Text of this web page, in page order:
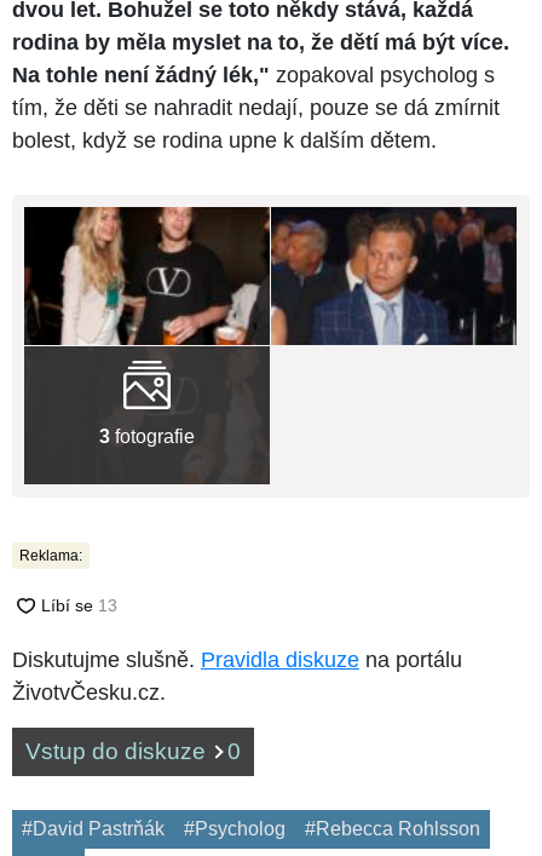
dvou let. Bohužel se toto někdy stává, každá
rodina by měla myslet na to, že dětí má být více.
Na tohle není žádný lék," zopakoval psycholog s
tím, že děti se nahradit nedají, pouze se dá zmírnit
bolest, když se rodina upne k dalším dětem.
3 fotografie
Reklama:
Diskutujme slušně. Pravidla diskuze na portálu
ŽivotvČesku.cz.
Vstup do diskuze 0
#David Pastrňák #Psycholog
#Rebecca Rohlsson